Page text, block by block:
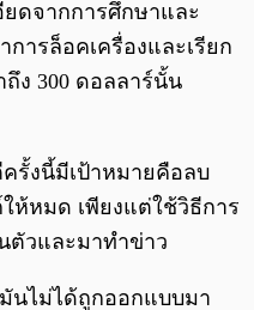
ยดจากการศึกษาและ
ารล็อคเครื่องและเรียก
ง 300 ดอลลาร์นั้น
รั้งนี้มีเป้าหมายคือลบ
ห้หมด เพียงแต่ใช้วิธีการ
ตัวและมาทำข่าว
นไม่ได้ถูกออกแบบมา